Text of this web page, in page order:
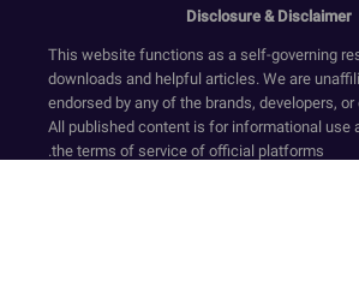
Disclosure & Disclaimer
This website functions as a self-governing
downloads and helpful articles. We are
endorsed by any of the brands, developers,
All published content is for informational use
the terms of service of official platforms.